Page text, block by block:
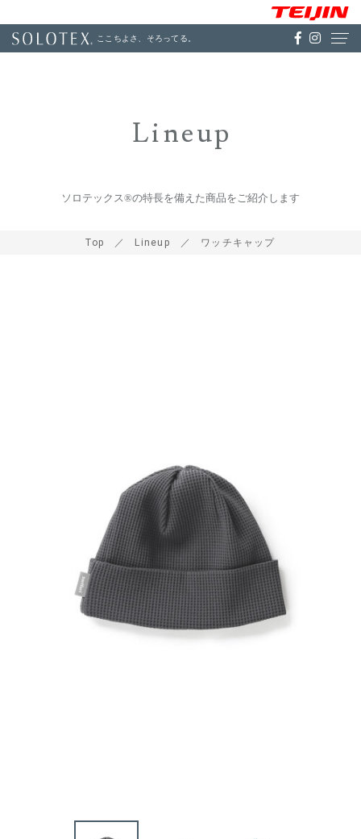
ここちよさ、そろってる。
Lineup
ソロテックス®の特長を備えた商品をご紹介します
Top Lineup ワッチキャップ